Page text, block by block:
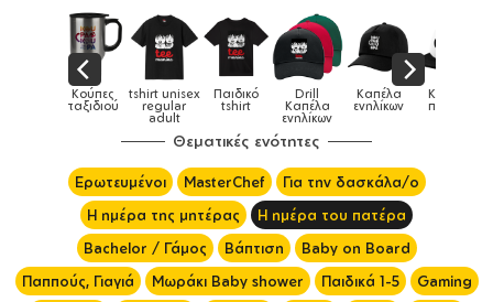
Drill
Καπέλα
Καπέλα
ενηλίκων
Καπέλα
παιδικά Κούπες Κούπες
ειδικές
Θεματικές ενότητες
Ερωτευμένοι MasterChef
Για την δασκάλα/ο
Η ημέρα της μητέρας
Η ημέρα του πατέρα
Bachelor / Γάμος
Βάπτιση
Baby on Board
Παππούς, Γιαγιά
Μωράκι Baby shower Παιδικά 1-5
Gaming